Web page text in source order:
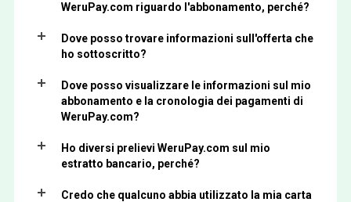
WeruPay.com riguardo l'abbonamento, perché?
Dove posso trovare informazioni sull'offerta che
ho sottoscritto?
Dove posso visualizzare le informazioni sul mio
abbonamento e la cronologia dei pagamenti di
WeruPay.com?
Ho diversi prelievi WeruPay.com sul mio
estratto bancario, perché?
Credo che qualcuno abbia utilizzato la mia carta